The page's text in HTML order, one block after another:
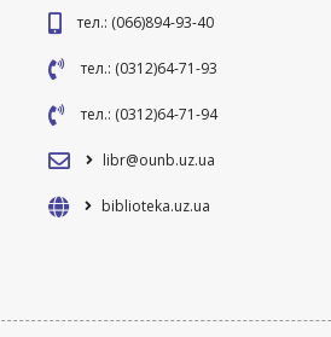
тел.: (066)894-93-40
тел.: (0312)64-71-93
тел.: (0312)64-71-94
libr@ounb.uz.ua
biblioteka.uz.ua